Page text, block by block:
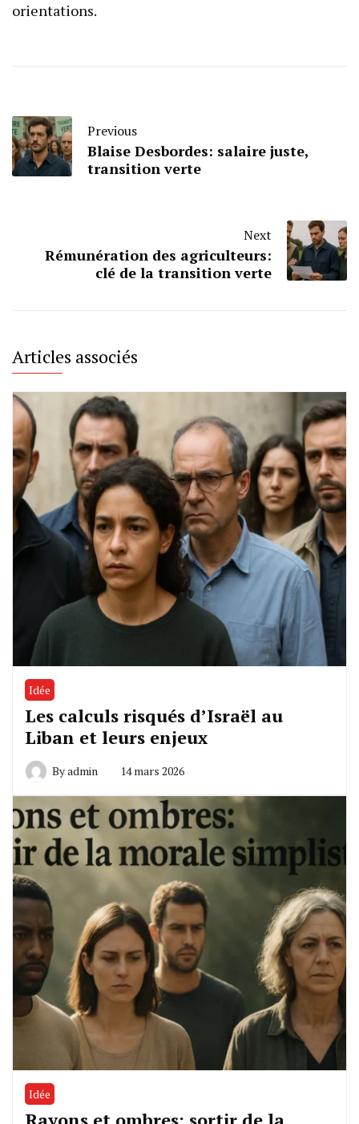
orientations.
Previous
Blaise Desbordes: salaire juste,
transition verte
Next
Rémunération des agriculteurs:
clé de la transition verte
Articles associés
Idée
Les calculs risqués d’Israël au
Liban et leurs enjeux
Byadmin 14 mars 2026
Idée
Rayons et ombres: sortir de la